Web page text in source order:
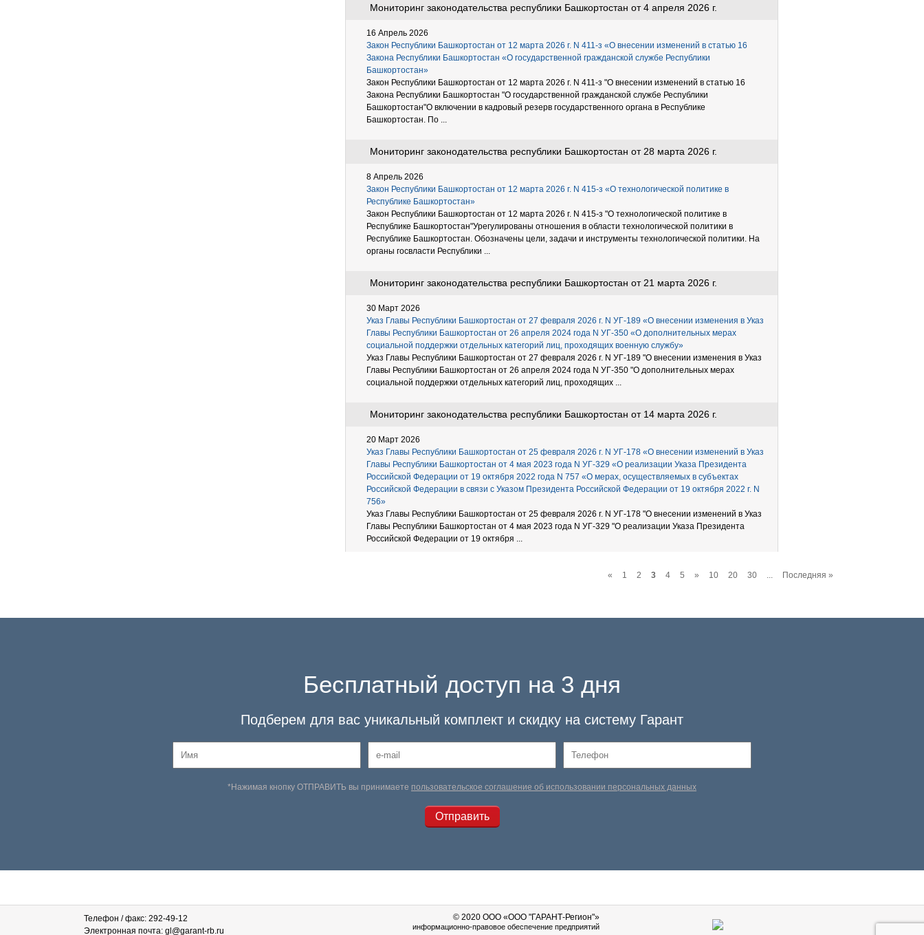
Мониторинг законодательства республики Башкортостан от 4 апреля 2026 г.
16 Апрель 2026
Закон Республики Башкортостан от 12 марта 2026 г. N 411-з «О внесении изменений в статью 16
Закона Республики Башкортостан «О государственной гражданской службе Республики
Башкортостан»
Закон Республики Башкортостан от 12 марта 2026 г. N 411-з "О внесении изменений в статью 16
Закона Республики Башкортостан "О государственной гражданской службе Республики
Башкортостан"О включении в кадровый резерв государственного органа в Республике
Башкортостан. По ...
Мониторинг законодательства республики Башкортостан от 28 марта 2026 г.
8 Апрель 2026
Закон Республики Башкортостан от 12 марта 2026 г. N 415-з «О технологической политике в
Республике Башкортостан»
Закон Республики Башкортостан от 12 марта 2026 г. N 415-з "О технологической политике в
Республике Башкортостан"Урегулированы отношения в области технологической политики в
Республике Башкортостан. Обозначены цели, задачи и инструменты технологической политики. На
органы госвласти Республики ...
Мониторинг законодательства республики Башкортостан от 21 марта 2026 г.
30 Март 2026
Указ Главы Республики Башкортостан от 27 февраля 2026 г. N УГ-189 «О внесении изменения в Указ
Главы Республики Башкортостан от 26 апреля 2024 года N УГ-350 «О дополнительных мерах
социальной поддержки отдельных категорий лиц, проходящих военную службу»
Указ Главы Республики Башкортостан от 27 февраля 2026 г. N УГ-189 "О внесении изменения в Указ
Главы Республики Башкортостан от 26 апреля 2024 года N УГ-350 "О дополнительных мерах
социальной поддержки отдельных категорий лиц, проходящих ...
Мониторинг законодательства республики Башкортостан от 14 марта 2026 г.
20 Март 2026
Указ Главы Республики Башкортостан от 25 февраля 2026 г. N УГ-178 «О внесении изменений в Указ
Главы Республики Башкортостан от 4 мая 2023 года N УГ-329 «О реализации Указа Президента
Российской Федерации от 19 октября 2022 года N 757 «О мерах, осуществляемых в субъектах
Российской Федерации в связи с Указом Президента Российской Федерации от 19 октября 2022 г. N
756»
Указ Главы Республики Башкортостан от 25 февраля 2026 г. N УГ-178 "О внесении изменений в Указ
Главы Республики Башкортостан от 4 мая 2023 года N УГ-329 "О реализации Указа Президента
Российской Федерации от 19 октября ...
« 1 2 3 4 5 » 10 20 30 ... Последняя »
Бесплатный доступ на 3 дня
Подберем для вас уникальный комплект и скидку на систему Гарант
*Нажимая кнопку ОТПРАВИТЬ вы принимаете пользовательское соглашение об использовании персональных данных
Телефон / факс: 292-49-12
Электронная почта: gl@garant-rb.ru
© 2020 OOO «ООО "ГАРАНТ-Регион"»
информационно-правовое обеспечение предприятий